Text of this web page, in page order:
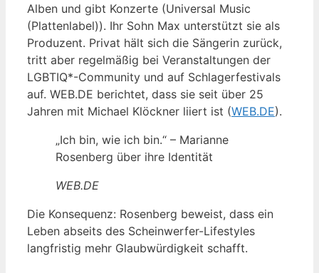
Alben und gibt Konzerte (Universal Music
(Plattenlabel)). Ihr Sohn Max unterstützt sie als
Produzent. Privat hält sich die Sängerin zurück,
tritt aber regelmäßig bei Veranstaltungen der
LGBTIQ*-Community und auf Schlagerfestivals
auf. WEB.DE berichtet, dass sie seit über 25
Jahren mit Michael Klöckner liiert ist (WEB.DE).
„Ich bin, wie ich bin.“ – Marianne
Rosenberg über ihre Identität
WEB.DE
Die Konsequenz: Rosenberg beweist, dass ein
Leben abseits des Scheinwerfer-Lifestyles
langfristig mehr Glaubwürdigkeit schafft.